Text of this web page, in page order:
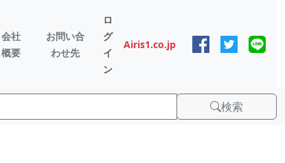
会社
概要
お問い合
わせ先
ロ
グ
イ
ン
Airis1.co.jp
検索